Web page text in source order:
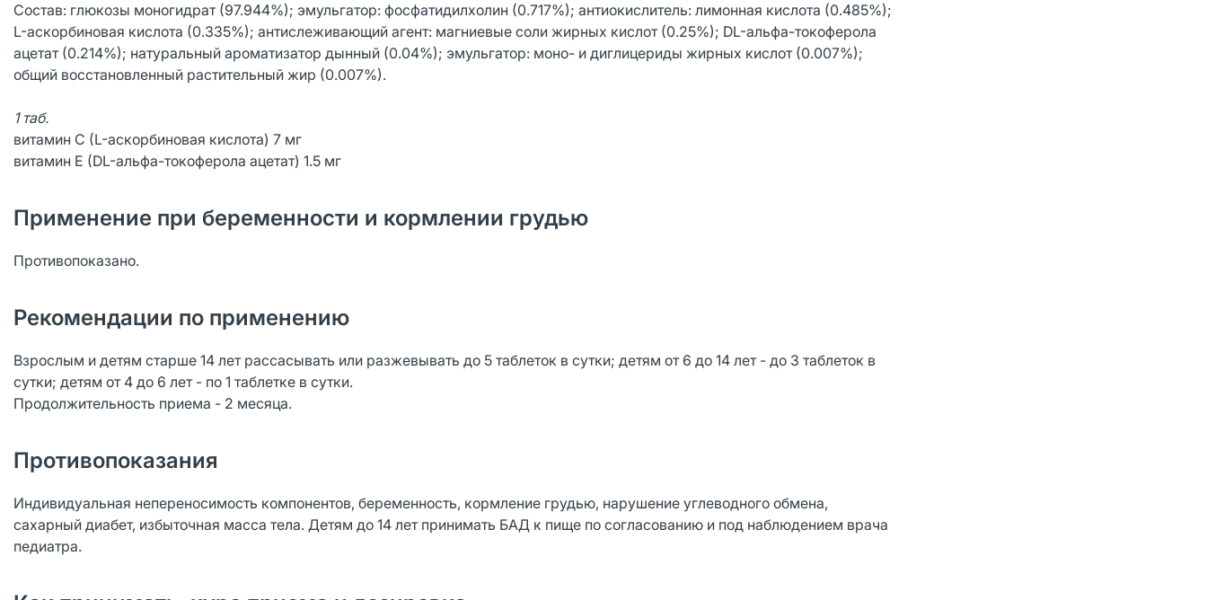
Состав: глюкозы моногидрат (97.944%); эмульгатор: фосфатидилхолин (0.717%); антиокислитель: лимонная кислота (0.485%);
L-аскорбиновая кислота (0.335%); антислеживающий агент: магниевые соли жирных кислот (0.25%); DL-альфа-токоферола
ацетат (0.214%); натуральный ароматизатор дынный (0.04%); эмульгатор: моно- и диглицериды жирных кислот (0.007%);
общий восстановленный растительный жир (0.007%).
1 таб.
витамин C (L-аскорбиновая кислота) 7 мг
витамин E (DL-альфа-токоферола ацетат) 1.5 мг
Применение при беременности и кормлении грудью
Противопоказано.
Рекомендации по применению
Взрослым и детям старше 14 лет рассасывать или разжевывать до 5 таблеток в сутки; детям от 6 до 14 лет - до 3 таблеток в
сутки; детям от 4 до 6 лет - по 1 таблетке в сутки.
Продолжительность приема - 2 месяца.
Противопоказания
Индивидуальная непереносимость компонентов, беременность, кормление грудью, нарушение углеводного обмена,
сахарный диабет, избыточная масса тела. Детям до 14 лет принимать БАД к пище по согласованию и под наблюдением врача
педиатра.